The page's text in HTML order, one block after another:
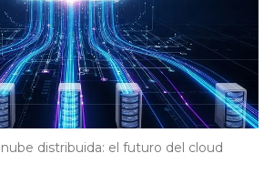
distribuida: el futuro del cloud